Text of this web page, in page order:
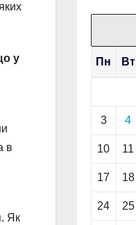
у
в
Як
Пн Вт
3 4
10 11
17 18
24 25